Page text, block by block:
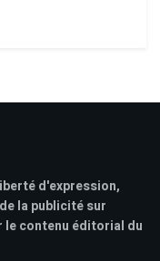
d'expression,
la publicité sur
le contenu éditorial du